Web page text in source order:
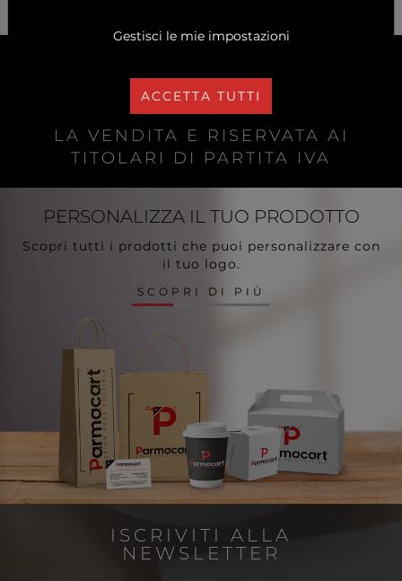
LA VENDITA È RISERVATA AI
TITOLARI DI PARTITA IVA
PERSONALIZZA IL TUO PRODOTTO
Scopri tutti i prodotti che puoi personalizzare con
il tuo logo.
SCOPRI DI PIÙ
ISCRIVITI ALLA
NEWSLETTER
Gestisci le mie impostazioni
ACCETTA TUTTI